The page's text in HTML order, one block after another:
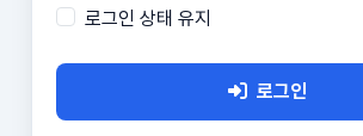
로그인 상태 유지
로그인